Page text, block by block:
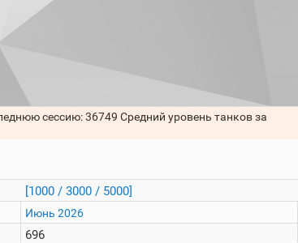
сессию: 36749 Средний уровень танков за
[1000 / 3000 / 5000]
Июнь 2026
696